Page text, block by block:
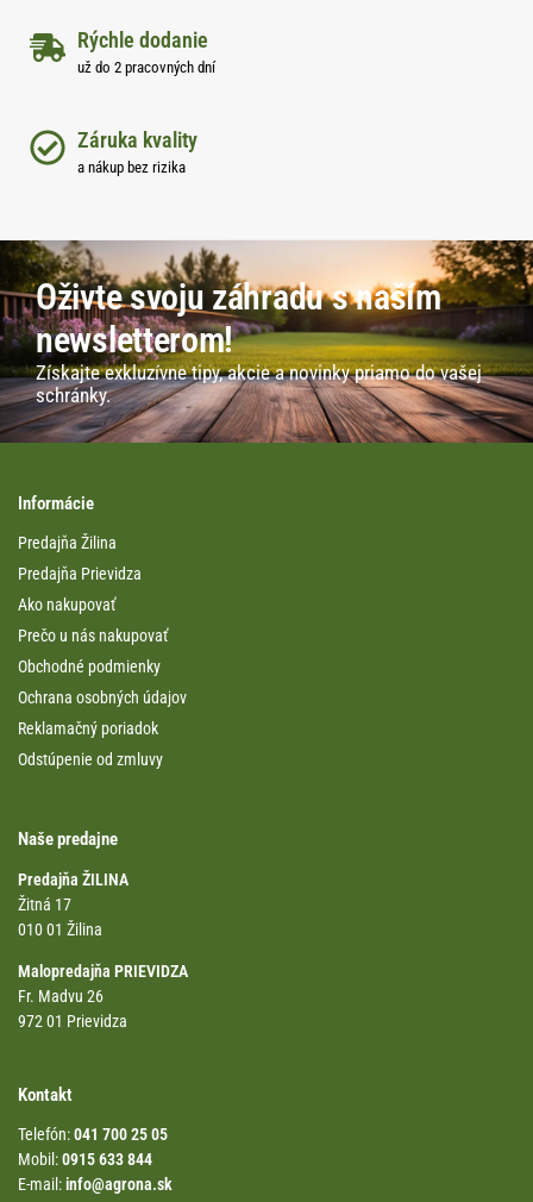
Rýchle dodanie
už do 2 pracovných dní
Záruka kvality
a nákup bez rizika
Oživte svoju záhradu s naším
newsletterom!
Získajte exkluzívne tipy, akcie a novinky priamo do vašej
schránky.
Informácie
Predajňa Žilina
Predajňa Prievidza
Ako nakupovať
Prečo u nás nakupovať
Obchodné podmienky
Ochrana osobných údajov
Reklamačný poriadok
Odstúpenie od zmluvy
Naše predajne
Predajňa ŽILINA
Žitná 17
010 01 Žilina
Malopredajňa PRIEVIDZA
Fr. Madvu 26
972 01 Prievidza
Kontakt
Telefón:041 700 25 05
Mobil:0915 633 844
E-mail:info@agrona.sk